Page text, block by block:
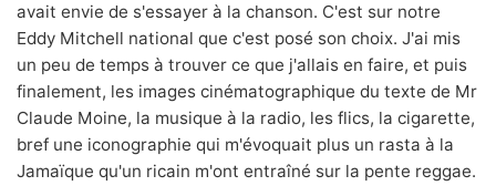
avait envie de s'essayer à la chanson. C'est sur notre
Eddy Mitchell national que c'est posé son choix. J'ai mis
un peu de temps à trouver ce que j'allais en faire, et puis
finalement, les images cinématographique du texte de Mr
Claude Moine, la musique à la radio, les flics, la cigarette,
bref une iconographie qui m'évoquait plus un rasta à la
Jamaïque qu'un ricain m'ont entraîné sur la pente reggae.